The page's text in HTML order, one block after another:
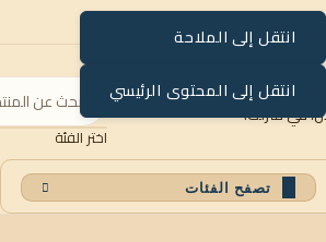
انتقل إلى الملاحة
انتقل إلى المحتوى الرئيسي
اختر الفئة
تصفح الفئات